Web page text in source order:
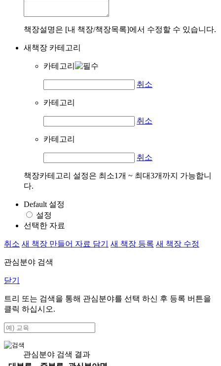
책장설명은 [내 책장/책장목록]에서 수정할 수 있습니다.
새책장 카테고리
카테고리
취소
카테고리
취소
카테고리
취소
책장카테고리 설정은 최소1개 ~ 최대3개까지 가능합니
다.
Default 설정
설정
선택한 자료
취소 새 책장 만들어 자료 담기 새 책장 등록 새 책장 수정
관심분야 검색
닫기
트리 또는 검색을 통해 관심분야를 선택 하신 후 등록 버튼을
클릭 하십시오.
관심분야 검색 결과